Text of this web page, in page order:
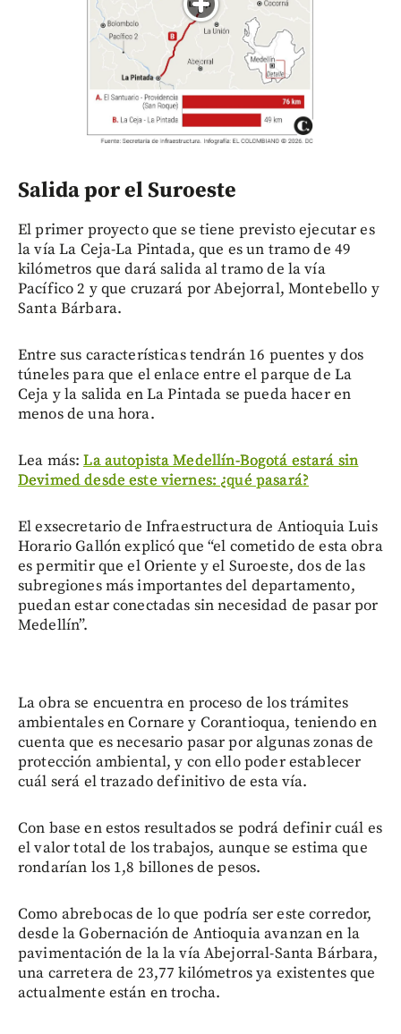
Salida por el Suroeste
El primer proyecto que se tiene previsto ejecutar es
la vía La Ceja-La Pintada, que es un tramo de 49
kilómetros que dará salida al tramo de la vía
Pacífico 2 y que cruzará por Abejorral, Montebello y
Santa Bárbara.
Entre sus características tendrán 16 puentes y dos
túneles para que el enlace entre el parque de La
Ceja y la salida en La Pintada se pueda hacer en
menos de una hora.
Lea más:La autopista Medellín-Bogotá estará sin
Devimed desde este viernes: ¿qué pasará?
El exsecretario de Infraestructura de Antioquia Luis
Horario Gallón explicó que “el cometido de esta obra
es permitir que el Oriente y el Suroeste, dos de las
subregiones más importantes del departamento,
puedan estar conectadas sin necesidad de pasar por
Medellín”.
La obra se encuentra en proceso de los trámites
ambientales en Cornare y Corantioqua, teniendo en
cuenta que es necesario pasar por algunas zonas de
protección ambiental, y con ello poder establecer
cuál será el trazado definitivo de esta vía.
Con base en estos resultados se podrá definir cuál es
el valor total de los trabajos, aunque se estima que
rondarían los 1,8 billones de pesos.
Como abrebocas de lo que podría ser este corredor,
desde la Gobernación de Antioquia avanzan en la
pavimentación de la la vía Abejorral-Santa Bárbara,
una carretera de 23,77 kilómetros ya existentes que
actualmente están en trocha.